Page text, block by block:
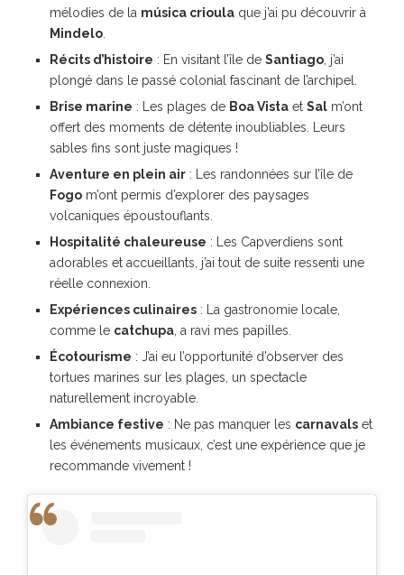
mélodies de la música crioula que j’ai pu découvrir à
Mindelo
Récits d’histoire : En visitant l’île de Santiago , j’ai
plongé dans le passé colonial fascinant de l’archipel.
Brise marine : Les plages de Boa Vista et Sal m’ont
offert des moments de détente inoubliables. Leurs
sables fins sont juste magiques !
Aventure en plein air : Les randonnées sur l’île de
Fogo m’ont permis d’explorer des paysages
volcaniques époustouflants.
Hospitalité chaleureuse : Les Capverdiens sont
adorables et accueillants, j’ai tout de suite ressenti une
réelle connexion.
Expériences culinaires : La gastronomie locale,
comme le catchupa , a ravi mes papilles.
Écotourisme : J’ai eu l’opportunité d’observer des
tortues marines sur les plages, un spectacle
naturellement incroyable.
Ambiance festive : Ne pas manquer les carnavals et
les événements musicaux, c’est une expérience que je
recommande vivement !